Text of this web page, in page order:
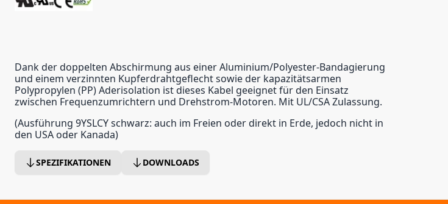
Dank der doppelten Abschirmung aus einer Aluminium/Polyester-Bandagierung
und einem verzinnten Kupferdrahtgeflecht sowie der kapazitätsarmen
Polypropylen (PP) Aderisolation ist dieses Kabel geeignet für den Einsatz
zwischen Frequenzumrichtern und Drehstrom-Motoren. Mit UL/CSA Zulassung.
(Ausführung 9YSLCY schwarz: auch im Freien oder direkt in Erde, jedoch nicht in
den USA oder Kanada)
SPEZIFIKATIONEN DOWNLOADS